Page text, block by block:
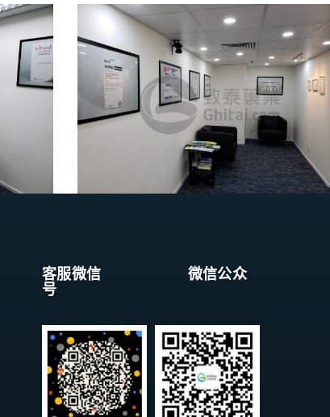
客服微信 微信公众
号